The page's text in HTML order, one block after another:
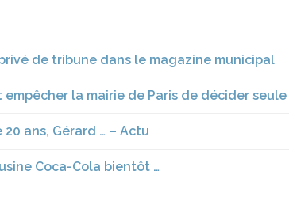
de tribune dans le magazine municipal
la mairie de Paris de décider seule
ans, Gérard … – Actu
Coca-Cola bientôt …